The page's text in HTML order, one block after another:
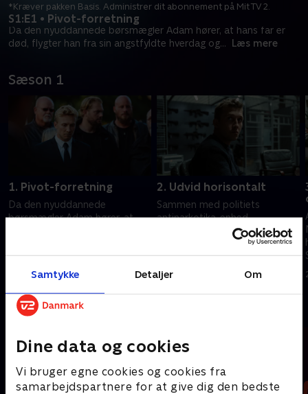
Samtykke Detaljer Om
Dine data og cookies
Vi bruger egne cookies og cookies fra
samarbejdspartnere for at give dig den bedste
S1:E1 • Pivot-forretning
Da den nyuddannede børsmægler Adam hører, at hans far er
død, flygter han fra sin angstfyldte hverdag og... Læs mere
*Kræver pakken Basis. Administrer dit abonnement på Mit TV 2.
Sæson 1
1. Pivot-forretning
Da den nyuddannede
børsmægler Adam hører, at
genforenes med
barndomsvennerne Simon og
2. Udvid horisontalt
Sammen med politiets
antinarkotika-enhed
efterforsker Jakob mordet på
en 16-årig dreng. Adam beder i
mellemtiden Simon om hjælp
med at sælge 22 kilo hash.
Andre så også